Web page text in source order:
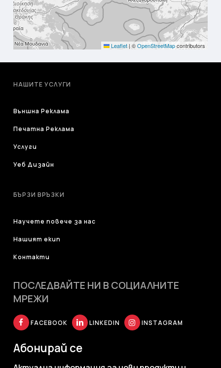
Leaflet | ©OpenStreetMapcontributors
НАШИТЕ УСЛУГИ
Външна Реклама
Печатна Реклама
Услуги
Уеб Дизайн
БЪРЗИ ВРЪЗКИ
Научете повече за нас
Нашият екип
Контакти
ПОСЛЕДВАЙТЕ НИ В СОЦИАЛНИТЕ
МРЕЖИ
FACEBOOK LINKEDIN INSTAGRAM
Абонирай се